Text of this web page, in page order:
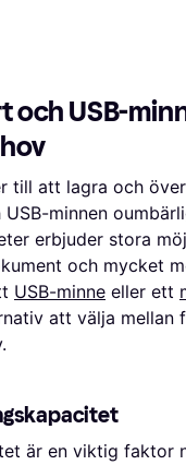
och USB-
till att lagra och
minnen
erbjuder stora
och mycket
USB-minne eller ett
att välja mellan
är en viktig faktor